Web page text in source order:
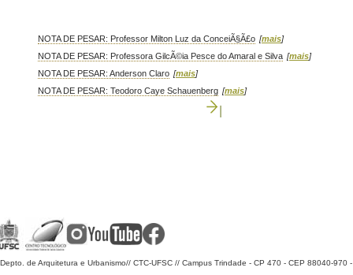
NOTA DE PESAR: Professor Milton Luz da ConceiÃ§Ã£o [mais]
NOTA DE PESAR: Professora GilcÃ©ia Pesce do Amaral e Silva [mais]
NOTA DE PESAR: Anderson Claro [mais]
NOTA DE PESAR: Teodoro Caye Schauenberg [mais]
Depto. de Arquitetura e Urbanismo// CTC-UFSC // Campus Trindade - CP 470 - CEP 88040-